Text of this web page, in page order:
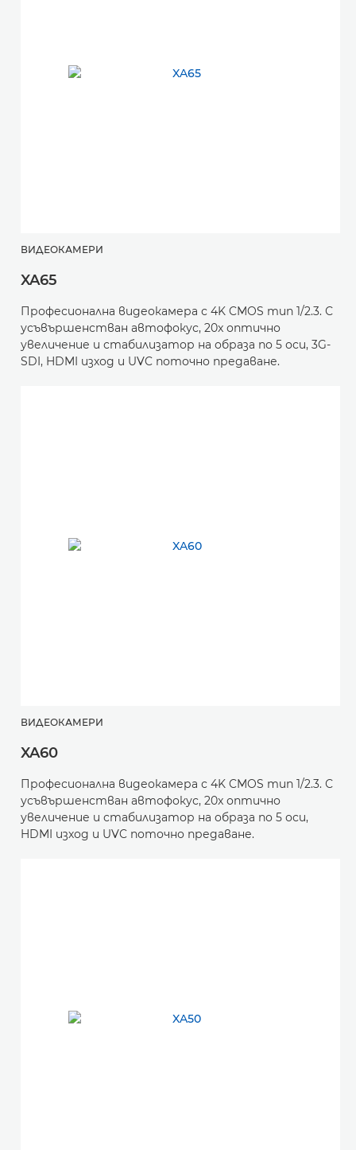
ВИДЕОКАМЕРИ
XA65
Професионална видеокамера с 4K CMOS тип 1/2.3. С
усъвършенстван автофокус, 20x оптично
увеличение и стабилизатор на образа по 5 оси, 3G-
SDI, HDMI изход и UVC поточно предаване.
ВИДЕОКАМЕРИ
XA60
Професионална видеокамера с 4K CMOS тип 1/2.3. С
усъвършенстван автофокус, 20x оптично
увеличение и стабилизатор на образа по 5 оси,
HDMI изход и UVC поточно предаване.